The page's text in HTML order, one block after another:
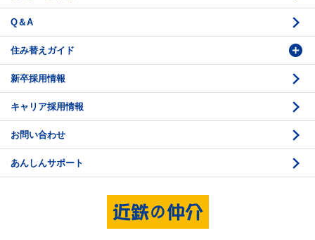
法人営業センター紹介
鑑定センター紹介
Q＆A
住み替えガイド
価格査定
媒介契約
売却活動
売却諸費用
購入のスケジュール
物件資料の読み方 1
物件資料の読み方 2
現地見学のポイント
新卒採用情報
キャリア採用情報
お問い合わせ
あんしんサポート